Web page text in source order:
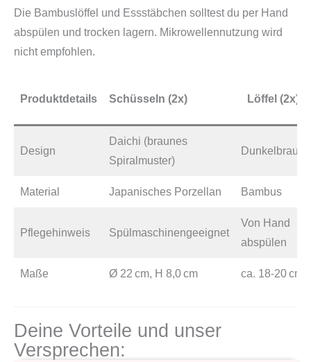
Die Bambuslöffel und Essstäbchen solltest du per Hand
abspülen und trocken lagern. Mikrowellennutzung wird
nicht empfohlen.
Produktdetails Schüsseln (2x) Löffel (2x)
Design
Daichi (braunes
Spiralmuster)
Dunkelbraun
Material Japanisches Porzellan Bambus
Pflegehinweis Spülmaschinengeeignet
Von Hand
abspülen
Maße Ø 22 cm, H 8,0 cm ca. 18-20 cm
Deine Vorteile und unser
Versprechen: